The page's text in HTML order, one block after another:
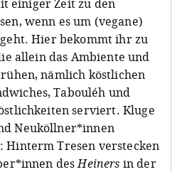
einiger Zeit zu den
wenn es um (vegane)
Hier bekommt ihr zu
allein das Ambiente und
nämlich köstlichen
Tabouléh und
serviert. Kluge
Neuköllner*innen
Hinterm Tresen verstecken
desHeiners in der